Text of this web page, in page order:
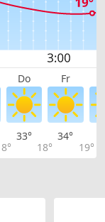
Do Fr
33°
18°
34°
19°